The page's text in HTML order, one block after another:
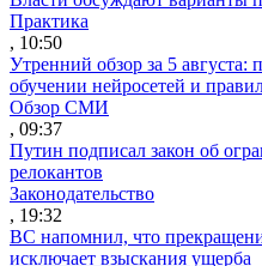
Практика
, 10:50
Утренний обзор за 5 августа:
обучении нейросетей и
Обзор СМИ
, 09:37
Путин подписал закон об
релокантов
Законодательство
, 19:32
ВС напомнил, что
исключает взыскания ущерба